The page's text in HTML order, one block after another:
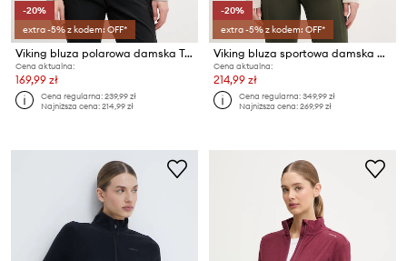
-20%
extra -5% z kodem: OFF*
Viking bluza polarowa damska Tesero
Cena aktualna:
169,99 zł
Cena regularna:239,99 zł
Najniższa cena:214,99 zł
-20%
extra -5% z kodem: OFF*
Viking bluza sportowa damska Birger
Cena aktualna:
214,99 zł
Cena regularna:349,99 zł
Najniższa cena:269,99 zł